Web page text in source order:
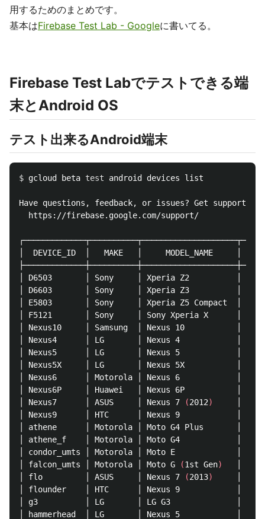
用するためのまとめです。
基本はFirebase Test Lab - Googleに書いてる。
Firebase Test Labでテストできる端
末とAndroid OS
テスト出来るAndroid端末
$ gcloud beta test android devices list
Have questions, feedback, or issues? Get support
  https://firebase.google.com/support/
│  DEVICE_ID  │   MAKE   │     MODEL_NAME     │
│ D6503       │ Sony     │ Xperia Z2          │
│ D6603       │ Sony     │ Xperia Z3          │
│ E5803       │ Sony     │ Xperia Z5 Compact  │
│ F5121       │ Sony     │ Sony Xperia X      │
│ Nexus10     │ Samsung  │ Nexus 10           │
│ Nexus4      │ LG       │ Nexus 4            │
│ Nexus5      │ LG       │ Nexus 5            │
│ Nexus5X     │ LG       │ Nexus 5X           │
│ Nexus6      │ Motorola │ Nexus 6            │
│ Nexus6P     │ Huawei   │ Nexus 6P           │
│ Nexus7      │ ASUS     │ Nexus 7
(2012)
│ Nexus9      │ HTC      │ Nexus 9            │
│ athene      │ Motorola │ Moto G4 Plus       │
│ athene_f    │ Motorola │ Moto G4            │
│ condor_umts │ Motorola │ Moto E             │
│ falcon_umts │ Motorola │ Moto G
(1st Gen)
│ flo         │ ASUS     │ Nexus 7
(2013)
│ flounder    │ HTC      │ Nexus 9            │
│ g3          │ LG       │ LG G3              │
│ hammerhead  │ LG       │ Nexus 5            │